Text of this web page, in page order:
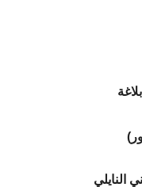
النايلي